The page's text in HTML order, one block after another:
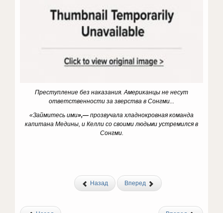
Преступление без наказания. Американцы не несут
ответственности за зверства в Сонгми...
«Займитесь ими»,— прозвучала хладнокровная команда
капитана Медины, и Келли со своими людьми устремился в
Сонгми.
Назад Вперед